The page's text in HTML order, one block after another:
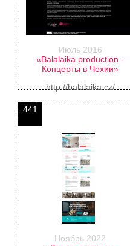
Июль 2016
«Balalaika production -
Концерты в Чехии»
http://balalaika.cz/
441
Ноябрь 2022